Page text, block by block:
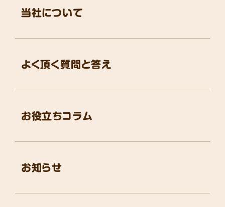
お役立ちコラム
よく頂く質問と答え
お知らせ
当社について